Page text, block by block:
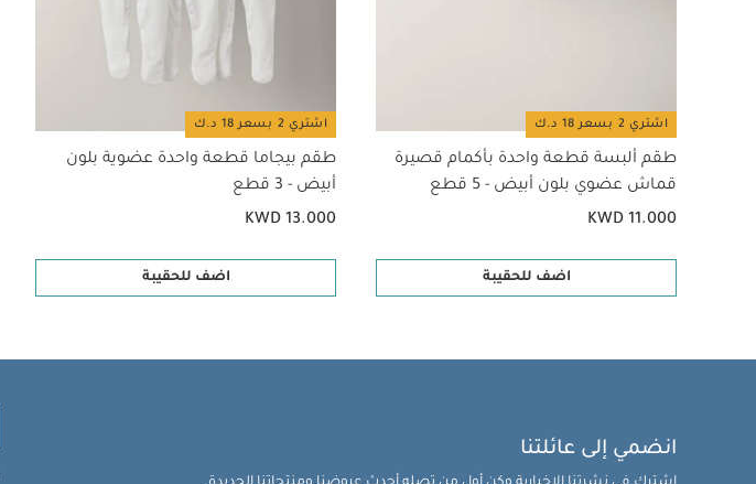
اشتري 2 بسعر 18 د.ك
طقم ألبسة قطعة واحدة بأكمام قصيرة
قماش عضوي بلون أبيض - 5 قطع
KWD 11.000
اضف للحقيبة
اشتري 2 بسعر 18 د.ك
طقم بيجاما قطعة واحدة عضوية بلون
أبيض - 3 قطع
KWD 13.000
اضف للحقيبة
انضمي إلى عائلتنا